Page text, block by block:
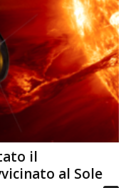
il
al Sole